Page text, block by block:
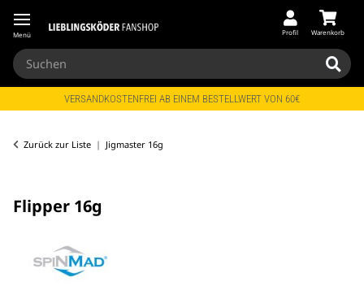
Menü Profil Warenkorb
VERSANDKOSTENFREI AB EINEM BESTELLWERT VON 60€
Zurück zur Liste Jigmaster 16g
Flipper 16g